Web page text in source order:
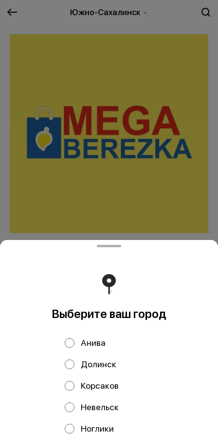
Южно-Сахалинск
Торговый Центр "Мега
В корзину
Крутые товары - разбираем! Адрес: г. Южно-Сахалинск,
ул. Сахалинская, 89
ООО Мегаберезка. ком
693005, Сахалинская область, г. Южно-Сахалинск, ул.
Карпатская, д.9, каб.11 ИНН 6501305928 КПП 650101001
40702810350340004382 ДАЛЬНЕВОСТОЧНЫЙ БАНК
ПАО СБЕРБАНК БИК 040813608 Корр. счёт
Выберите ваш город
Анива
Долинск
Корсаков
Невельск
Ноглики